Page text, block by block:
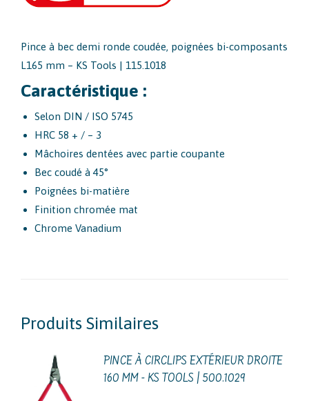
Pince à bec demi ronde coudée, poignées bi-composants
L165 mm – KS Tools | 115.1018
Caractéristique :
Selon DIN / ISO 5745
HRC 58 + / – 3
Mâchoires dentées avec partie coupante
Bec coudé à 45°
Poignées bi-matière
Finition chromée mat
Chrome Vanadium
Produits Similaires
PINCE À CIRCLIPS EXTÉRIEUR DROITE
160 MM - KS TOOLS | 500.1029